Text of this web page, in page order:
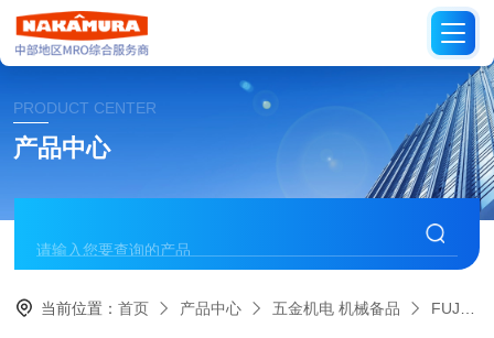
PRODUCT CENTER
产品中心
当前位置：首页 产品中心 五金机电 机械备品 FUJIKIN日本